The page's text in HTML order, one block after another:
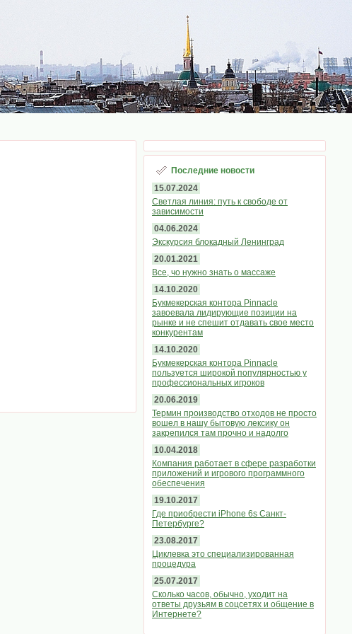
Последние новости
15.07.2024
Светлая линия: путь к свободе от
зависимости
04.06.2024
Экскурсия блокадный Ленинград
20.01.2021
Все, чо нужно знать о массаже
14.10.2020
Букмекерская контора Pinnacle
завоевала лидирующие позиции на
рынке и не спешит отдавать свое место
конкурентам
14.10.2020
Букмекерская контора Pinnacle
пользуется широкой популярностью у
профессиональных игроков
20.06.2019
Термин производство отходов не просто
вошел в нашу бытовую лексику он
закрепился там прочно и надолго
10.04.2018
Компания работает в сфере разработки
приложений и игрового программного
обеспечения
19.10.2017
Где приобрести iPhone 6s Санкт-
Петербурге?
23.08.2017
Циклевка это специализированная
процедура
25.07.2017
Сколько часов, обычно, уходит на
ответы друзьям в соцсетях и общение в
Интернете?